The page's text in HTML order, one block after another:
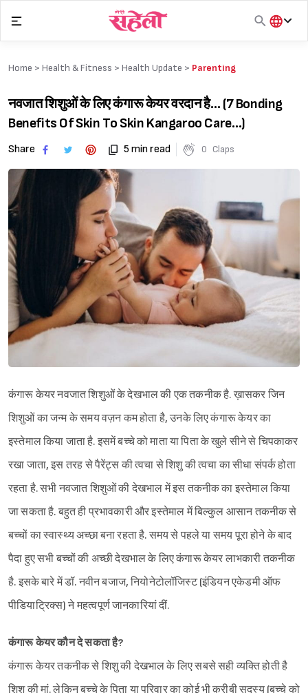
content
हिंदी
Home > Health & Fitness > Health Update > Parenting
नवजात शिशुओं के लिए कंगारू केयर वरदान है… (7 Bonding
Benefits Of Skin To Skin Kangaroo Care…)
Share 5 min read 0 Claps
कंगारू केयर नवजात शिशुओं के देखभाल की एक तकनीक है. ख़ासकर जिन
शिशुओं का जन्म के समय वज़न कम होता है, उनके लिए कंगारू केयर का
इस्तेमाल किया जाता है. इसमें बच्चे को माता या पिता के खुले सीने से चिपकाकर
रखा जाता, इस तरह से पैरेंट्स की त्वचा से शिशु की त्वचा का सीधा संपर्क होता
रहता है. सभी नवजात शिशुओं की देखभाल में इस तकनीक का इस्तेमाल किया
जा सकता है. बहुत ही प्रभावकारी और इस्तेमाल में बिल्कुल आसान तकनीक से
बच्चों का स्वास्थ्य अच्छा बना रहता है. समय से पहले या समय पूरा होने के बाद
पैदा हुए सभी बच्चों की अच्छी देखभाल के लिए कंगारू केयर लाभकारी तकनीक
है. इसके बारे में डॉ. नवीन बजाज, नियोनेटोलॉजिस्ट (इंडियन एकेडमी ऑफ
पीडियाट्रिक्स) ने महत्वपूर्ण जानकारियां दीं.
कंगारू केयर कौन दे सकता है?
कंगारू केयर तकनीक से शिशु की देखभाल के लिए सबसे सही व्यक्ति होती है
शिशु की मां. लेकिन बच्चे के पिता या परिवार का कोई भी क़रीबी सदस्य (बच्चे को